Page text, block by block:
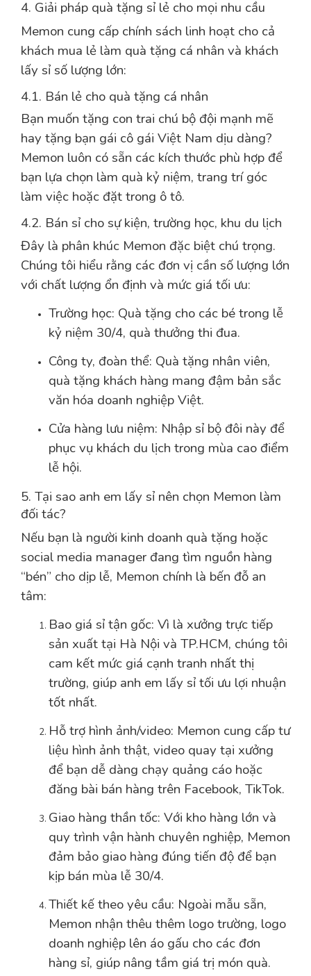
4. Giải pháp quà tặng sỉ lẻ cho mọi nhu cầu
Memon cung cấp chính sách linh hoạt cho cả
khách mua lẻ làm quà tặng cá nhân và khách
lấy sỉ số lượng lớn:
4.1. Bán lẻ cho quà tặng cá nhân
Bạn muốn tặng con trai chú bộ đội mạnh mẽ
hay tặng bạn gái cô gái Việt Nam dịu dàng?
Memon luôn có sẵn các kích thước phù hợp để
bạn lựa chọn làm quà kỷ niệm, trang trí góc
làm việc hoặc đặt trong ô tô.
4.2. Bán sỉ cho sự kiện, trường học, khu du lịch
Đây là phân khúc Memon đặc biệt chú trọng.
Chúng tôi hiểu rằng các đơn vị cần số lượng lớn
với chất lượng ổn định và mức giá tối ưu:
Trường học: Quà tặng cho các bé trong lễ
kỷ niệm 30/4, quà thưởng thi đua.
Công ty, đoàn thể: Quà tặng nhân viên,
quà tặng khách hàng mang đậm bản sắc
văn hóa doanh nghiệp Việt.
Cửa hàng lưu niệm: Nhập sỉ bộ đôi này để
phục vụ khách du lịch trong mùa cao điểm
lễ hội.
5. Tại sao anh em lấy sỉ nên chọn Memon làm
đối tác?
Nếu bạn là người kinh doanh quà tặng hoặc
social media manager đang tìm nguồn hàng
“bén” cho dịp lễ, Memon chính là bến đỗ an
tâm:
Bao giá sỉ tận gốc: Vì là xưởng trực tiếp
sản xuất tại Hà Nội và TP.HCM, chúng tôi
cam kết mức giá cạnh tranh nhất thị
trường, giúp anh em lấy sỉ tối ưu lợi nhuận
tốt nhất.
Hỗ trợ hình ảnh/video: Memon cung cấp tư
liệu hình ảnh thật, video quay tại xưởng
để bạn dễ dàng chạy quảng cáo hoặc
đăng bài bán hàng trên Facebook, TikTok.
Giao hàng thần tốc: Với kho hàng lớn và
quy trình vận hành chuyên nghiệp, Memon
đảm bảo giao hàng đúng tiến độ để bạn
kịp bán mùa lễ 30/4.
Thiết kế theo yêu cầu: Ngoài mẫu sẵn,
Memon nhận thêu thêm logo trường, logo
doanh nghiệp lên áo gấu cho các đơn
hàng sỉ, giúp nâng tầm giá trị món quà.